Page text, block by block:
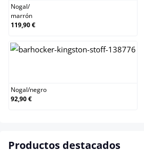
Nogal/
marrón
119,90 €
Nogal/negro
92,90 €
Productos destacados